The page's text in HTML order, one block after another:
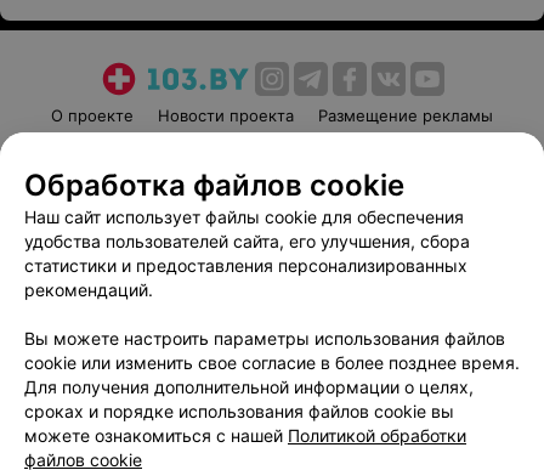
О проекте Новости проекта
Размещение рекламы
Пользовательское соглашение
Способы оплаты
Вакансии
Партнеры
Написать руководителю 103.by
Обработка персональных данных
Обработка файлов cookie
Наш сайт использует файлы cookie для обеспечения
удобства пользователей сайта, его улучшения, сбора
статистики и предоставления персонализированных
рекомендаций.
Вы можете настроить параметры использования файлов
cookie или изменить свое согласие в более позднее время.
Для получения дополнительной информации о целях,
сроках и порядке использования файлов cookie вы
можете ознакомиться с нашей Политикой обработки
файлов cookie